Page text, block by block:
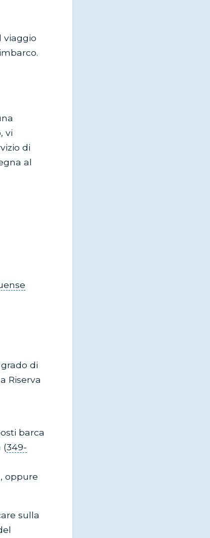
viaggio
vi
di
al
di
Riserva
barca
(349-
oppure
sulla